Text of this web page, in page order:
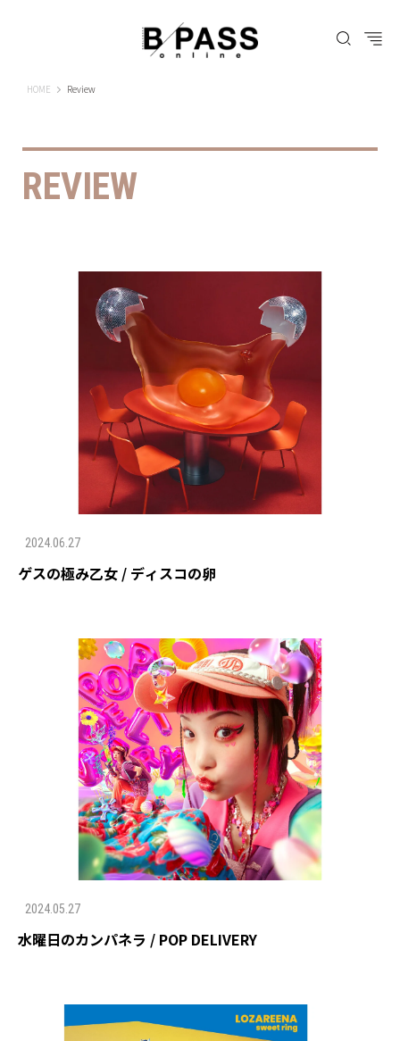
HOME B-PASS ONLINE
Review
REVIEW
2024.06.27
ゲスの極み乙女 / ディスコの卵
2024.05.27
水曜日のカンパネラ / POP DELIVERY